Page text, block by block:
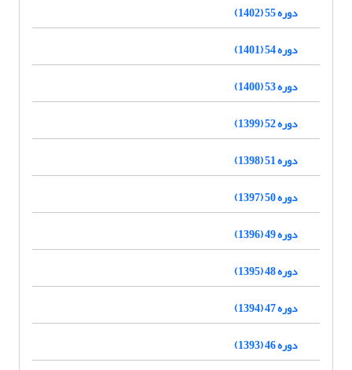
دوره 55 (1402)
دوره 54 (1401)
دوره 53 (1400)
دوره 52 (1399)
دوره 51 (1398)
دوره 50 (1397)
دوره 49 (1396)
دوره 48 (1395)
دوره 47 (1394)
دوره 46 (1393)